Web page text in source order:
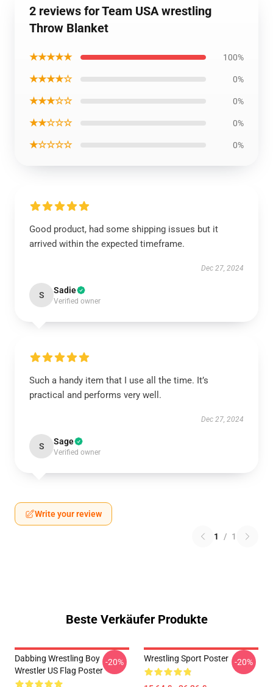
2 reviews for Team USA wrestling
Throw Blanket
★★★★★ 100%
★★★★☆ 0%
★★★☆☆ 0%
★★☆☆☆ 0%
★☆☆☆☆ 0%
Good product, had some shipping issues but it
arrived within the expected timeframe.
Dec 27, 2024
S Sadie
Verified owner
Such a handy item that I use all the time. It’s
practical and performs very well.
Dec 27, 2024
S Sage
Verified owner
Write your review
1 / 1
Beste Verkäufer Produkte
Dabbing Wrestling Boy
Wrestler US Flag Poster
-20% Wrestling Sport Poster -20%